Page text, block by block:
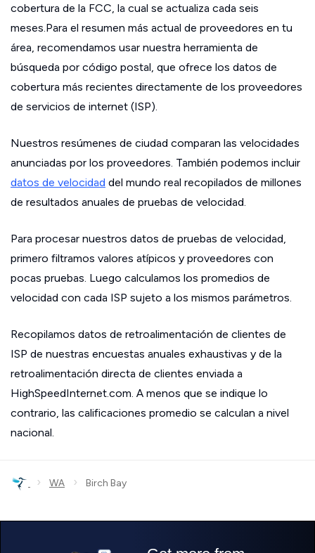
cobertura de la FCC, la cual se actualiza cada seis
meses.Para el resumen más actual de proveedores en tu
área, recomendamos usar nuestra herramienta de
búsqueda por código postal, que ofrece los datos de
cobertura más recientes directamente de los proveedores
de servicios de internet (ISP).
Nuestros resúmenes de ciudad comparan las velocidades
anunciadas por los proveedores. También podemos incluir
datos de velocidad del mundo real recopilados de millones
de resultados anuales de pruebas de velocidad.
Para procesar nuestros datos de pruebas de velocidad,
primero filtramos valores atípicos y proveedores con
pocas pruebas. Luego calculamos los promedios de
velocidad con cada ISP sujeto a los mismos parámetros.
Recopilamos datos de retroalimentación de clientes de
ISP de nuestras encuestas anuales exhaustivas y de la
retroalimentación directa de clientes enviada a
HighSpeedInternet.com. A menos que se indique lo
contrario, las calificaciones promedio se calculan a nivel
nacional.
› WA › Birch Bay